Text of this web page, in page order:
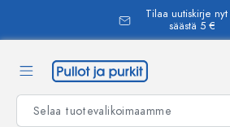
Tilaa uutiskirje nyt
säästä 5 €